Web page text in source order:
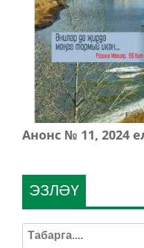
Анонс № 11, 2024
ЭЗЛӘҮ